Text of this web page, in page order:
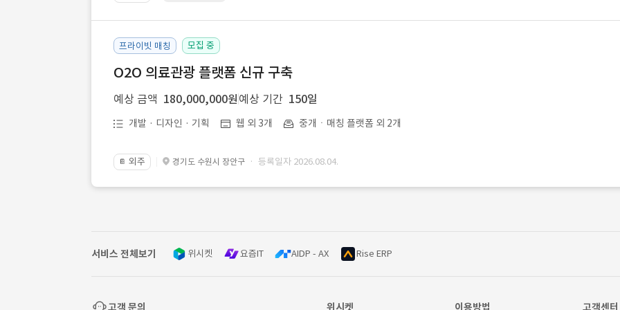
프라이빗 매칭 모집 중
O2O 의료관광 플랫폼 신규 구축
예상 금액 180,000,000원 예상 기간 150일
개발 · 디자인 · 기획 웹 외 3개 중개ㆍ매칭 플랫폼 외 2개
📔 외주 경기도 수원시 장안구 · 등록일자 2026.08.04.
서비스 전체보기 위시켓 요즘IT AIDP - AX Rise ERP
고객 문의 위시켓 이용방법 고객센터